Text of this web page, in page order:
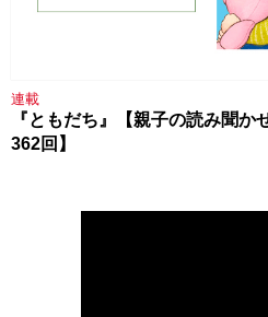
連載
『ともだち』【親子の読み聞か
362回】